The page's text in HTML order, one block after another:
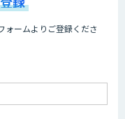
ューション
ォームよりご登録くださ